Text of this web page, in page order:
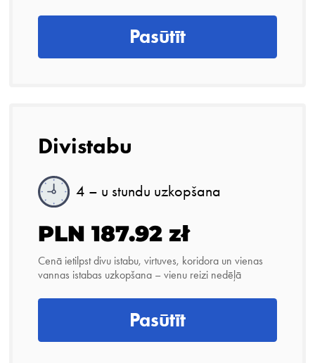
Pasūtīt
Divistabu
4 – u stundu uzkopšana
PLN 187.92 zł
Cenā ietilpst divu istabu, virtuves, koridora un vienas
vannas istabas uzkopšana – vienu reizi nedēļā
Pasūtīt